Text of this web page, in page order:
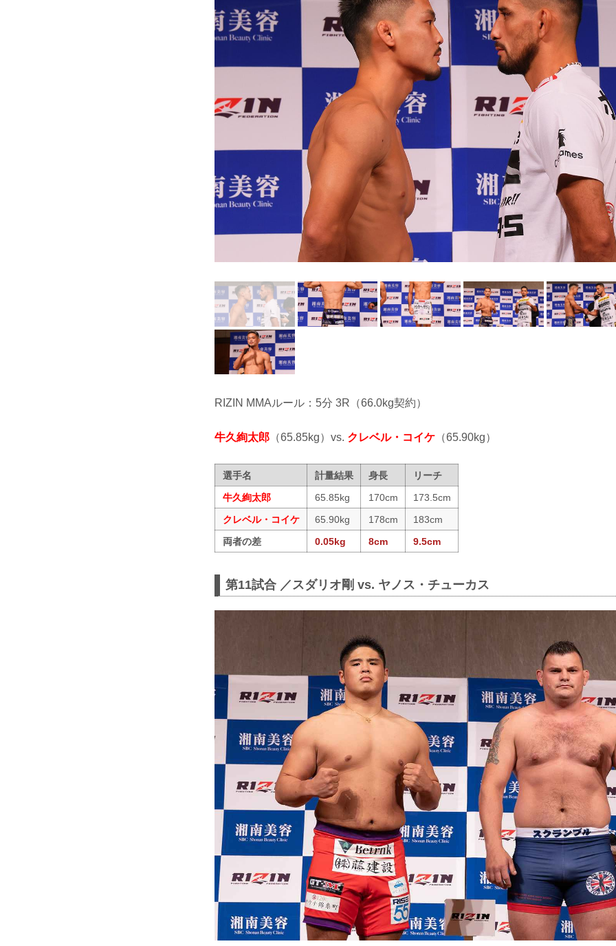
RIZIN MMAルール：5分 3R（66.0kg契約）
牛久絢太郎 （65.85kg）vs. クレベル・コイケ （65.90kg）
選手名 計量結果 身長
リーチ
牛久絢太郎
65.85kg 170cm
173.5cm
クレベル・コイケ
65.90kg 178cm
183cm
両者の差
0.05kg 8cm 9.5cm
第11試合 ／スダリオ剛 vs. ヤノス・チューカス